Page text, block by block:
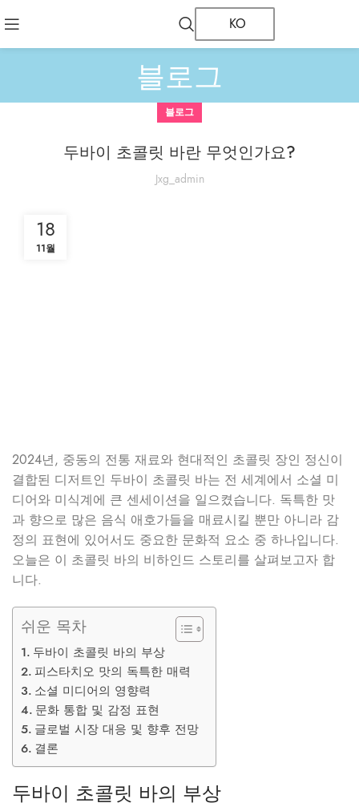
KO
블로그
블로그
두바이 초콜릿 바란 무엇인가요?
Jxg_admin
18
11월
2024년, 중동의 전통 재료와 현대적인 초콜릿 장인 정신이
결합된 디저트인 두바이 초콜릿 바는 전 세계에서 소셜 미
디어와 미식계에 큰 센세이션을 일으켰습니다. 독특한 맛
과 향으로 많은 음식 애호가들을 매료시킬 뿐만 아니라 감
정의 표현에 있어서도 중요한 문화적 요소 중 하나입니다.
오늘은 이 초콜릿 바의 비하인드 스토리를 살펴보고자 합
니다.
쉬운 목차
두바이 초콜릿 바의 부상
피스타치오 맛의 독특한 매력
소셜 미디어의 영향력
문화 통합 및 감정 표현
글로벌 시장 대응 및 향후 전망
결론
두바이 초콜릿 바의 부상